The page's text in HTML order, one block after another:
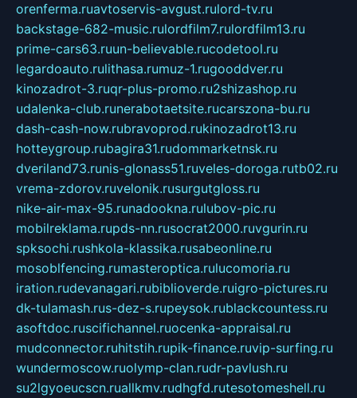
orenferma.ruavtoservis-avgust.rulord-tv.ru
backstage-682-music.rulordfilm7.rulordfilm13.ru
prime-cars63.ruun-believable.rucodetool.ru
legardoauto.rulithasa.rumuz-1.rugooddver.ru
kinozadrot-3.ruqr-plus-promo.ru2shizashop.ru
udalenka-club.runerabotaetsite.rucarszona-bu.ru
dash-cash-now.rubravoprod.rukinozadrot13.ru
hotteygroup.rubagira31.rudommarketnsk.ru
dveriland73.runis-glonass51.ruveles-doroga.rutb02.ru
vrema-zdorov.ruvelonik.rusurgutgloss.ru
nike-air-max-95.runadookna.rulubov-pic.ru
mobilreklama.rupds-nn.rusocrat2000.ruvgurin.ru
spksochi.rushkola-klassika.rusabeonline.ru
mosoblfencing.rumasteroptica.rulucomoria.ru
iration.rudevanagari.rubiblioverde.ruigro-pictures.ru
dk-tulamash.rus-dez-s.rupeysok.rublackcountess.ru
asoftdoc.ruscifichannel.ruocenka-appraisal.ru
mudconnector.ruhitstih.rupik-finance.ruvip-surfing.ru
wundermoscow.ruolymp-clan.rudr-pavlush.ru
su2lgyoeucscn.ruallkmv.rudhgfd.rutesotomeshell.ru